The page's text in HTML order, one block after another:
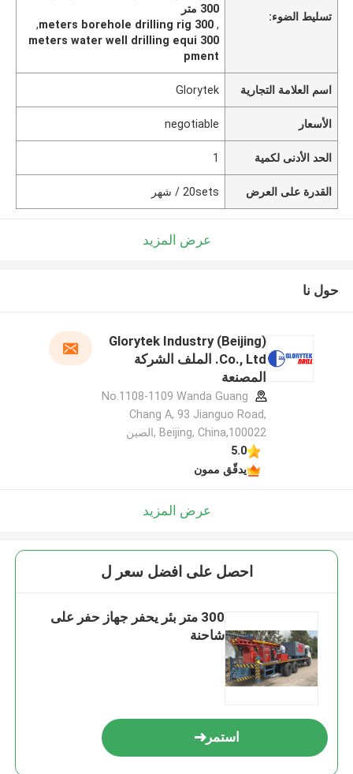
تسليط الضوء:
300 متر
,
300 meters borehole drilling rig
,
300 meters water well drilling equi
pment
اسم العلامة التجارية Glorytek
الأسعار negotiable
الحد الأدنى لكمية 1
القدرة على العرض 20sets / شهر
عرض المزيد
حول نا
Glorytek Industry (Beijing)
Co., Ltd. الملف الشركة
المصنعة
No.1108-1109 Wanda Guang
Chang A, 93 Jianguo Road,
Beijing, China,100022 ,الصين
5.0
يدقّق ممون
عرض المزيد
احصل على افضل سعر ل
300 متر بئر يحفر جهاز حفر على
شاحنة
استمر